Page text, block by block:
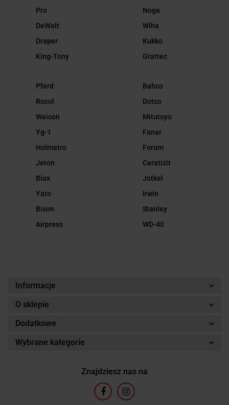
Pro
DeWalt
Draper
King-Tony
Noga
Wiha
Kukko
Grattec
Pferd
Rocol
Weicon
Yg-1
Holmatro
Jeton
Biax
Yato
Bison
Airpress
Bahco
Dotco
Mitutoyo
Fanar
Forum
Ceratizit
Jotkel
Irwin
Stanley
WD-40
Informacje
O sklepie
Dodatkowe
Wybrane kategorie
Znajdziesz nas na